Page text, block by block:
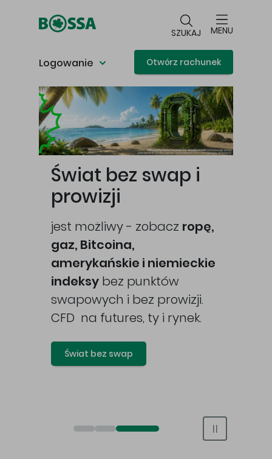
SZUKAJ MENU
Logowanie Otwórz rachunek
Główna treść
Świat bez swap i
prowizji
jest możliwy - zobacz ropę,
gaz, Bitcoina,
amerykańskie i niemieckie
indeksy bez punktów
swapowych i bez prowizji.
CFD na futures, ty i rynek.
Świat bez swap
Otwórz rachunek maklerski online
Otwórz konto IKE/IKZE
Świat bez swap i prowizji